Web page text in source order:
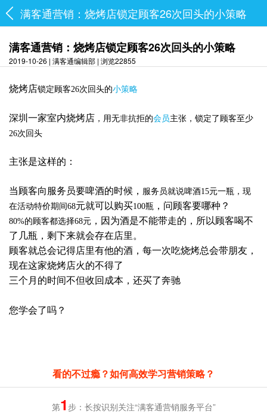
满客通营销：烧烤店锁定顾客26次回头的小策略
满客通营销：烧烤店锁定顾客26次回头的小策略
2019-10-26 | 满客通编辑部 | 浏览22855
烧烤店锁定顾客26次回头的小策略
深圳 一家室内烧烤店 ，用无非抗拒的会员主张，锁定了顾客至少
26次回头
主张是这样的：
当顾客向服务员要啤酒的时候 ， 服务员就说啤酒15元一瓶 ，现
在活动特价期间68元就可以购买100瓶 ， 问顾客要哪种？
80%的顾客都选择68元 ，因为酒是不能带走的，所以 顾客喝不
了几瓶 ，剩下来就会存在店里。
顾客就总会记得店里有他的酒，每一次吃烧烤总会带朋友，
现在这家烧烤店火的不得了
三个月的时间不但收回成本 ， 还买了奔驰
您学会了吗？
看的不过瘾？如何高效学习营销策略？
第1 步：长按识别关注“满客通营销服务平台”